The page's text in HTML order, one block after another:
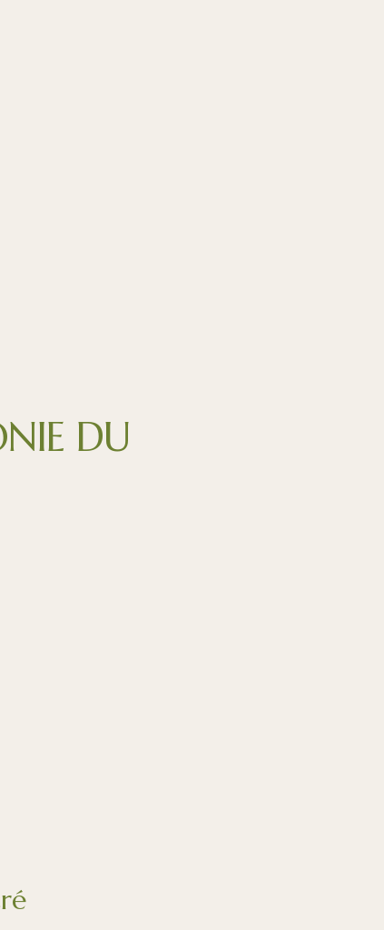
DU